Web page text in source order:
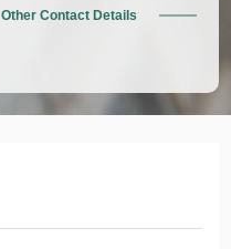
Other Contact Details